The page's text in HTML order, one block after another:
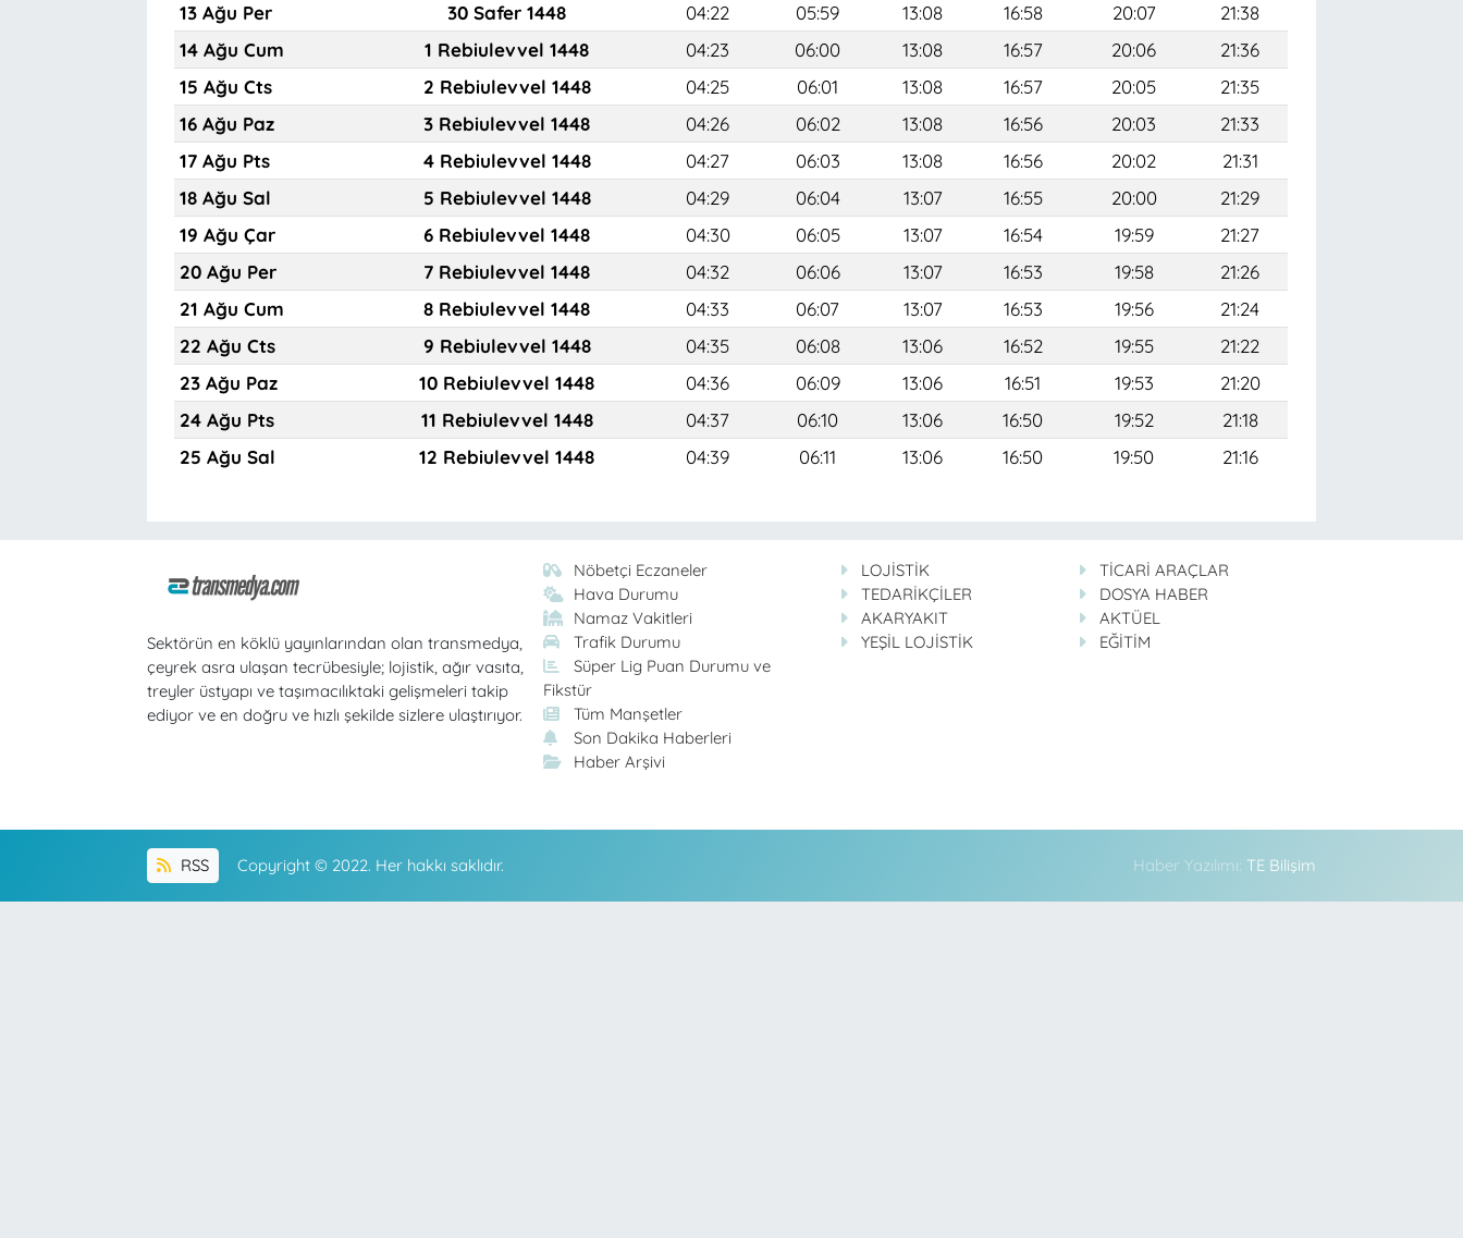
13 Ağu Per
30 Safer 1448 04:22 05:59 13:08 16:58 20:07
21:38
14 Ağu Cum
1 Rebiulevvel 1448 04:23 06:00 13:08 16:57 20:06
21:36
15 Ağu Cts
2 Rebiulevvel 1448 04:25 06:01 13:08 16:57 20:05
21:35
16 Ağu Paz
3 Rebiulevvel 1448 04:26 06:02 13:08 16:56 20:03
21:33
17 Ağu Pts
4 Rebiulevvel 1448 04:27 06:03 13:08 16:56 20:02
21:31
18 Ağu Sal
5 Rebiulevvel 1448 04:29 06:04 13:07 16:55 20:00
21:29
19 Ağu Çar
6 Rebiulevvel 1448 04:30 06:05 13:07 16:54 19:59
21:27
20 Ağu Per
7 Rebiulevvel 1448 04:32 06:06 13:07 16:53 19:58
21:26
21 Ağu Cum
8 Rebiulevvel 1448 04:33 06:07 13:07 16:53 19:56
21:24
22 Ağu Cts
9 Rebiulevvel 1448 04:35 06:08 13:06 16:52 19:55
21:22
23 Ağu Paz
10 Rebiulevvel 1448 04:36 06:09 13:06 16:51 19:53
21:20
24 Ağu Pts
11 Rebiulevvel 1448 04:37 06:10 13:06 16:50 19:52
21:18
25 Ağu Sal
12 Rebiulevvel 1448 04:39 06:11 13:06 16:50 19:50 21:16
Sektörün en köklü yayınlarından olan transmedya,
çeyrek asra ulaşan tecrübesiyle; lojistik, ağır vasıta,
treyler üstyapı ve taşımacılıktaki gelişmeleri takip
ediyor ve en doğru ve hızlı şekilde sizlere ulaştırıyor.
Nöbetçi Eczaneler
Hava Durumu
Namaz Vakitleri
Trafik Durumu
Süper Lig Puan Durumu ve
Fikstür
Tüm Manşetler
Son Dakika Haberleri
Haber Arşivi
LOJİSTİK
TİCARİ ARAÇLAR
TEDARİKÇİLER
DOSYA HABER
AKARYAKIT
AKTÜEL
YEŞİL LOJİSTİK
EĞİTİM
RSS Copyright © 2022. Her hakkı saklıdır. Haber Yazılımı: TE Bilişim